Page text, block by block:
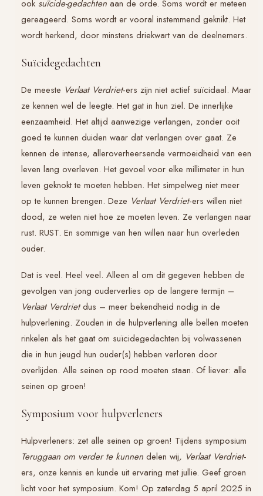
ook suïcide-gedachten aan de orde. Soms wordt er meteen
gereageerd. Soms wordt er vooral instemmend geknikt. Het
wordt herkend, door minstens driekwart van de deelnemers.
Suïcidegedachten
De meeste Verlaat Verdriet-ers zijn niet actief suïcidaal. Maar
ze kennen wel de leegte. Het gat in hun ziel. De innerlijke
eenzaamheid. Het altijd aanwezige verlangen, zonder ooit
goed te kunnen duiden waar dat verlangen over gaat. Ze
kennen de intense, alleroverheersende vermoeidheid van een
leven lang overleven. Het gevoel voor elke millimeter in hun
leven geknokt te moeten hebben. Het simpelweg niet meer
op te kunnen brengen. Deze Verlaat Verdriet-ers willen niet
dood, ze weten niet hoe ze moeten leven. Ze verlangen naar
rust. RUST. En sommige van hen willen naar hun overleden
ouder.
Dat is veel. Heel veel. Alleen al om dit gegeven hebben de
gevolgen van jong ouderverlies op de langere termijn –
Verlaat Verdrietdus – meer bekendheid nodig in de
hulpverlening. Zouden in de hulpverlening alle bellen moeten
rinkelen als het gaat om suïcidegedachten bij volwassenen
die in hun jeugd hun ouder(s) hebben verloren door
overlijden. Alle seinen op rood moeten staan. Of liever: alle
seinen op groen!
Symposium voor hulpverleners
Hulpverleners: zet alle seinen op groen! Tijdens symposium
Teruggaan om verder te kunnen delen wij, Verlaat Verdriet-
ers, onze kennis en kunde uit ervaring met jullie. Geef groen
licht voor het symposium. Kom! Op zaterdag 5 april 2025 in